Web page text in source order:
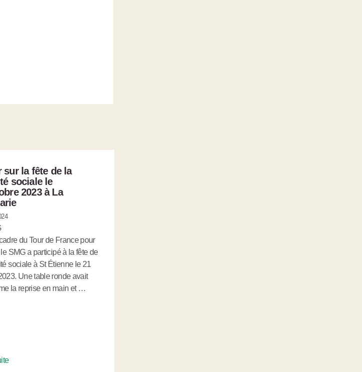
sur la fête de la
sociale le
2023 à La
du Tour de France pour
le SMG a participé à la fête de
sociale à St Étienne le 21
Une table ronde avait
la reprise en main et …